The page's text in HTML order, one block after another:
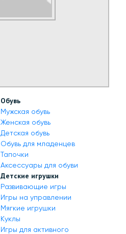
Обувь
Мужская обувь
Женская обувь
Детская обувь
Обувь для младенцев
Тапочки
Аксессуары для обуви
Детские игрушки
Развивающие игры
Игры на управлении
Мягкие игрушки
Куклы
Игры для активного